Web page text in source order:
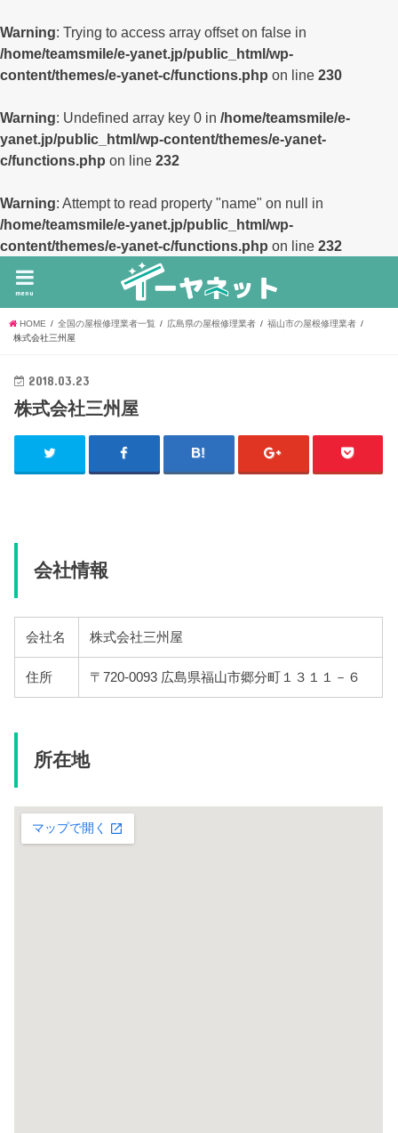
Warning: Trying to access array offset on false in
/home/teamsmile/e-yanet.jp/public_html/wp-
content/themes/e-yanet-c/functions.php on line 230
Warning: Undefined array key 0 in /home/teamsmile/e-
yanet.jp/public_html/wp-content/themes/e-yanet-
c/functions.php on line 232
Warning: Attempt to read property "name" on null in
/home/teamsmile/e-yanet.jp/public_html/wp-
content/themes/e-yanet-c/functions.php on line 232
menu
HOME 全国の屋根修理業者一覧 広島県の屋根修理業者
福山市の屋根修理業者
株式会社三州屋
2018.03.23
株式会社三州屋
会社情報
会社名 株式会社三州屋
住所 〒720-0093 広島県福山市郷分町１３１１－６
所在地